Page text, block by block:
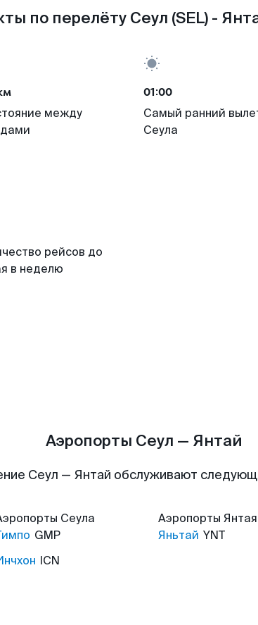
по перелёту Сеул (SEL) -
между
01:00
Самый ранний
Сеула
рейсов до
в неделю
Аэропорты Сеул — Янтай
Сеул — Янтай обслуживают
Сеула
GMP
ICN
Аэропорты Янтая
Яньтай YNT